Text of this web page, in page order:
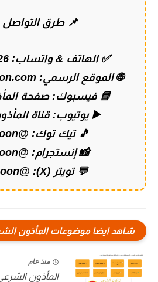
📌 طرق التواصل
✅ الهاتف & واتساب:
🌐 الموقع الرسمي:
📘 فيسبوك:صفحة
▶️ يوتيوب:قناة
🎵 تيك توك: @elmathoon
📸 إنستجرام: @elmathoon
💬 تويتر (X):
@elmathoon
شاهد ايضا موضوعات المأذون
منذ عام
المأذون